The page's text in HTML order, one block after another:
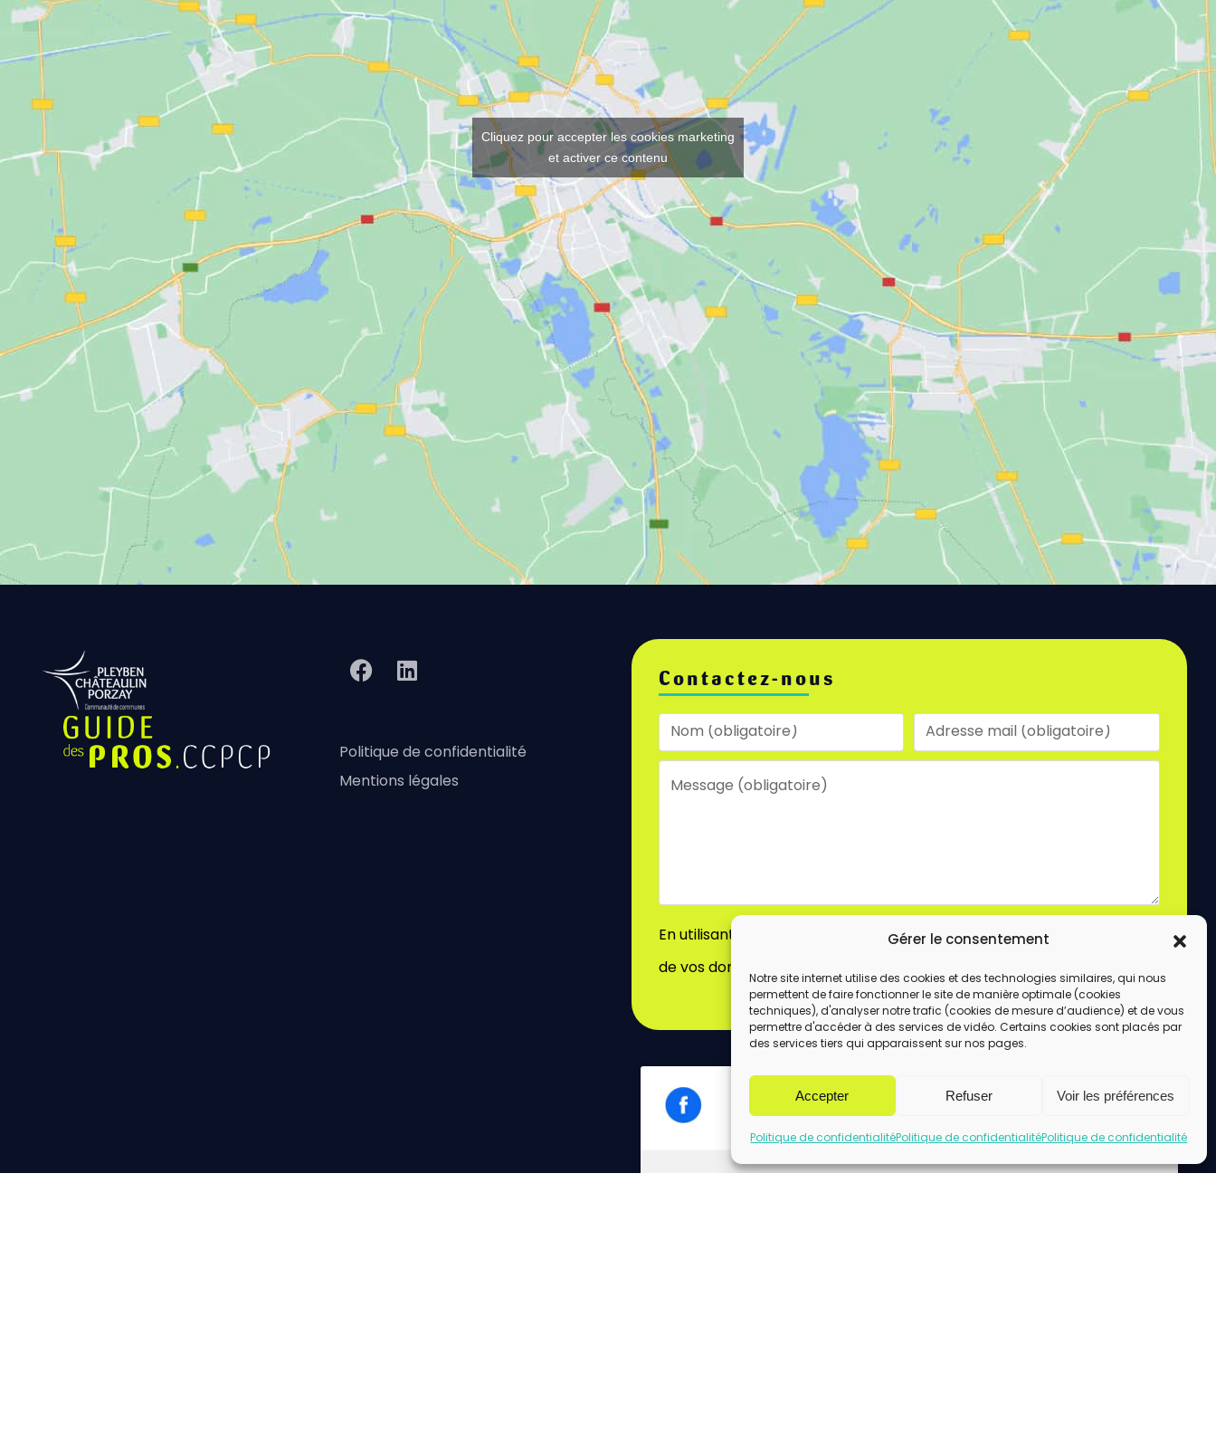
Gérer le consentement
Notre site internet utilise des cookies et des technologies similaires, qui nous
permettent de faire fonctionner le site de manière optimale (cookies
techniques), d'analyser notre trafic (cookies de mesure d’audience) et de vous
permettre d'accéder à des services de vidéo. Certains cookies sont placés par
des services tiers qui apparaissent sur nos pages.
Accepter Refuser Voir les préférences
Politique de confidentialitéPolitique de confidentialitéPolitique de confidentialité
Cliquez pour accepter les cookies marketing
et activer ce contenu
Politique de confidentialité
Mentions légales
Contactez-nous
En utilisant ce formulaire, vous acceptez le stockage et le traitement
de vos données par ce site.